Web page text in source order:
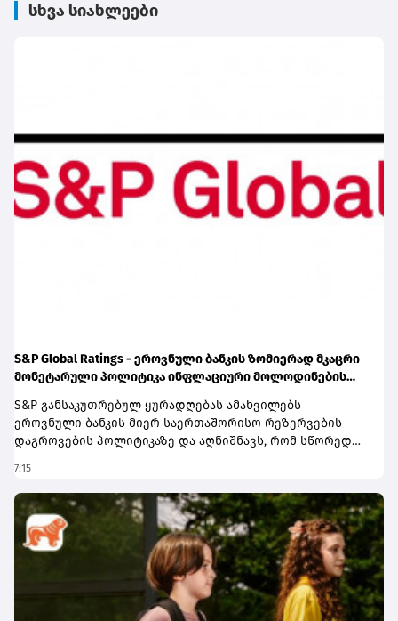
სხვა სიახლეები
S&P Global Ratings - ეროვნული ბანკის ზომიერად მკაცრი
მონეტარული პოლიტიკა ინფლაციური მოლოდინების
S&P განსაკუთრებულ ყურადღებას ამახვილებს
ეროვნული ბანკის მიერ საერთაშორისო რეზერვების
დაგროვების პოლიტიკაზე და აღნიშნავს, რომ სწორედ
წარმოადგენს პერსპექტივის გაუმჯობესების ერთ-ერთ
მთავარ ფაქტორს. სააგენტოს შეფასებით, რეზერვების
ზრდამ მნიშვნელოვნად გააძლიერა ქვეყნის საგარეო
ლიკვიდობის ბუფერები და შეამცირა გარე შოკებისადმი
მოწყვლადობა.ანგარიშში აღნიშნულია, რომ რეზერვების
დაგროვებას ხელი შეუწყო ქვეყნის საგარეო პოზიციის
გაუმჯობესებამ. კერძოდ, მიმდინარე ანგარიშის
დეფიციტი, რომელიც ათწლეულის წინ მშპ-ის 10%-ს
7:15